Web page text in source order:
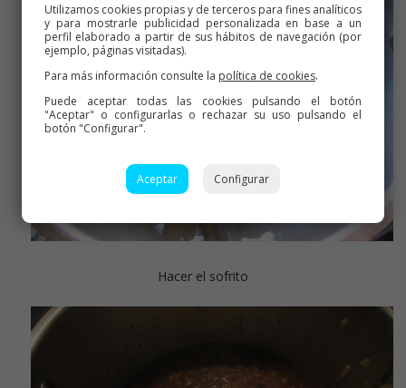
Hacer el sofrito
Utilizamos cookies propias y de terceros para fines analíticos
y para mostrarle publicidad personalizada en base a un
perfil elaborado a partir de sus hábitos de navegación (por
ejemplo, páginas visitadas).
Para más información consulte la política de cookies.
Puede aceptar todas las cookies pulsando el botón
"Aceptar" o configurarlas o rechazar su uso pulsando el
botón "Configurar".
Aceptar Configurar